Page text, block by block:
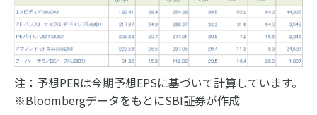
注：予想PERは今期予想EPSに基づいて計算しています。
※BloombergデータをもとにSBI証券が作成